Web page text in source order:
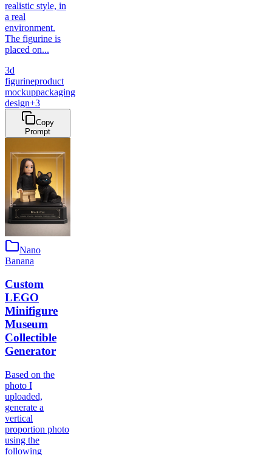
realistic style, in
a real
environment.
The figurine is
placed on...
3d
figurineproduct
mockuppackaging
design+3
Copy
Prompt
Nano
Banana
Custom
LEGO
Minifigure
Museum
Collectible
Generator
Based on the
photo I
uploaded,
generate a
vertical
proportion photo
using the
following